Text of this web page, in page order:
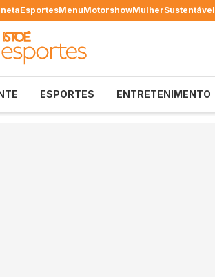
EsportesMenuMotorshowMulherSustentável
ESPORTES ENTRETENIMENTO